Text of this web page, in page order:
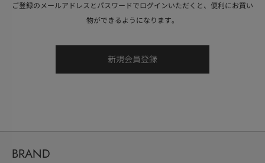
ご登録のメールアドレスとパスワードでログインいただくと、便利にお買い
物ができるようになります。
BRAND